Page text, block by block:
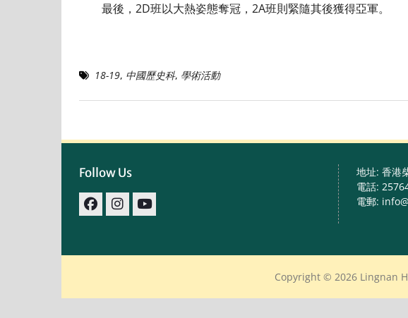
最後，2D班以大熱姿態奪冠，2A班則緊隨其後獲得亞軍。
18-19, 中國歷史科, 學術活動
Follow Us
地址: 香港
電話:
電郵:
Copyright © 2026 Lingnan